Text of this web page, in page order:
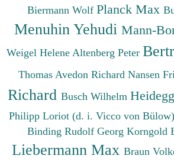
Biermann Wolf Planck Max
Menuhin Yehudi Mann-
Weigel Helene Altenberg Peter
Thomas Avedon Richard Nansen
Richard Busch Wilhelm
Philipp Loriot (d. i. Vicco von Bülow)
Binding Rudolf Georg Korngold
Liebermann Max Braun